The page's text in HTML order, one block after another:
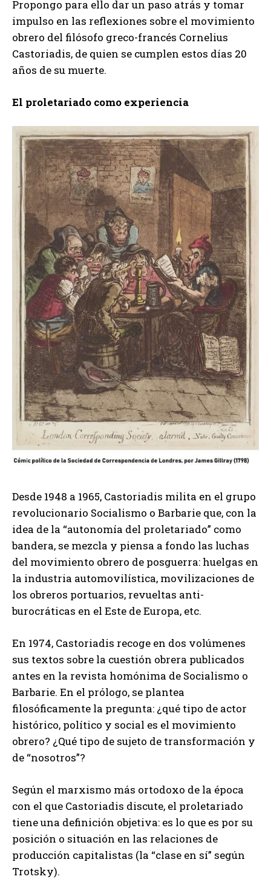
Propongo para ello dar un paso atrás y tomar
impulso en las reflexiones sobre el movimiento
obrero del filósofo greco-francés Cornelius
Castoriadis, de quien se cumplen estos días 20
años de su muerte.
El proletariado como experiencia
Desde 1948 a 1965, Castoriadis milita en el grupo
revolucionario Socialismo o Barbarie que, con la
idea de la “autonomía del proletariado” como
bandera, se mezcla y piensa a fondo las luchas
del movimiento obrero de posguerra: huelgas en
la industria automovilística, movilizaciones de
los obreros portuarios, revueltas anti-
burocráticas en el Este de Europa, etc.
En 1974, Castoriadis recoge en dos volúmenes
sus textos sobre la cuestión obrera publicados
antes en la revista homónima de Socialismo o
Barbarie. En el prólogo, se plantea
filosóficamente la pregunta: ¿qué tipo de actor
histórico, político y social es el movimiento
obrero? ¿Qué tipo de sujeto de transformación y
de “nosotros”?
Según el marxismo más ortodoxo de la época
con el que Castoriadis discute, el proletariado
tiene una definición objetiva: es lo que es por su
posición o situación en las relaciones de
producción capitalistas (la “clase en sí” según
Trotsky).